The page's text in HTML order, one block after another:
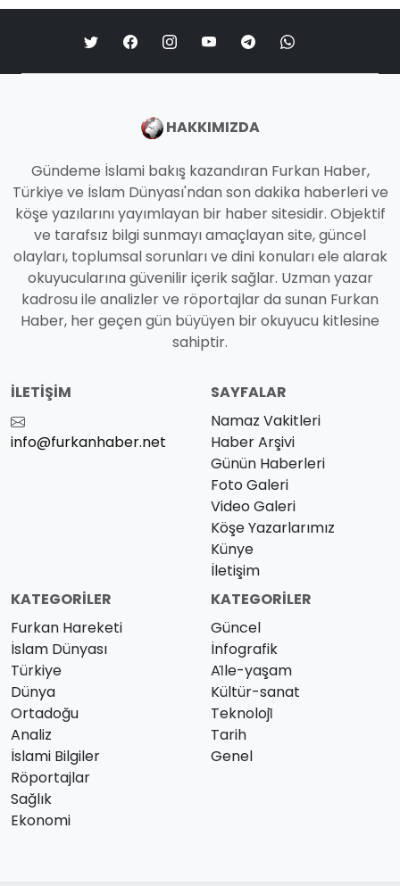
HAKKIMIZDA
Gündeme İslami bakış kazandıran Furkan Haber,
Türkiye ve İslam Dünyası'ndan son dakika haberleri ve
köşe yazılarını yayımlayan bir haber sitesidir. Objektif
ve tarafsız bilgi sunmayı amaçlayan site, güncel
olayları, toplumsal sorunları ve dini konuları ele alarak
okuyucularına güvenilir içerik sağlar. Uzman yazar
kadrosu ile analizler ve röportajlar da sunan Furkan
Haber, her geçen gün büyüyen bir okuyucu kitlesine
sahiptir.
İLETIŞIM
info@furkanhaber.net
SAYFALAR
Namaz Vakitleri
Haber Arşivi
Günün Haberleri
Foto Galeri
Video Galeri
Köşe Yazarlarımız
Künye
İletişim
KATEGORILER
Furkan Hareketi
İslam Dünyası
Türkiye
Dünya
Ortadoğu
Analiz
İslami Bilgiler
Röportajlar
Sağlık
Ekonomi
KATEGORILER
Güncel
İnfografik
Ai̇le-yaşam
Kültür-sanat
Teknoloji̇
Tarih
Genel